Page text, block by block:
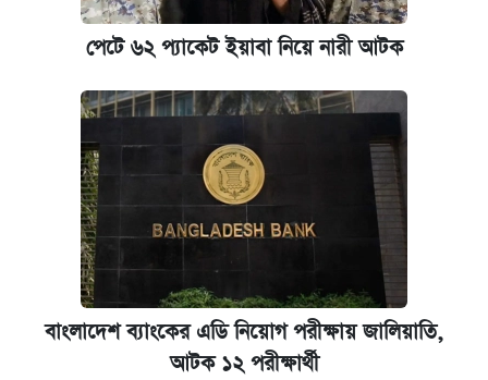
পাঁচ দপ্তরে নতুন সচিব নিয়োগ দিল সরকার
কবে হবে মেডিকেল ভর্তি পরীক্ষা, জানা গেল যা
আজকের বাজারে স্বর্ণ-রুপার দাম (৫ আগস্ট)
আজকের বাজারে স্বর্ণের দাম (৬ আগস্ট)
ঢাবি আইবিএর এক্সিকিউটিভ এমবিএতে ভর্তি শুরু,
আবেদন ১২ আগস্ট পর্যন্ত
পেটে ৬২ প্যাকেট ইয়াবা নিয়ে নারী আটক
বাংলাদেশ ব্যাংকের এডি নিয়োগ পরীক্ষায় জালিয়াতি,
আটক ১২ পরীক্ষার্থী